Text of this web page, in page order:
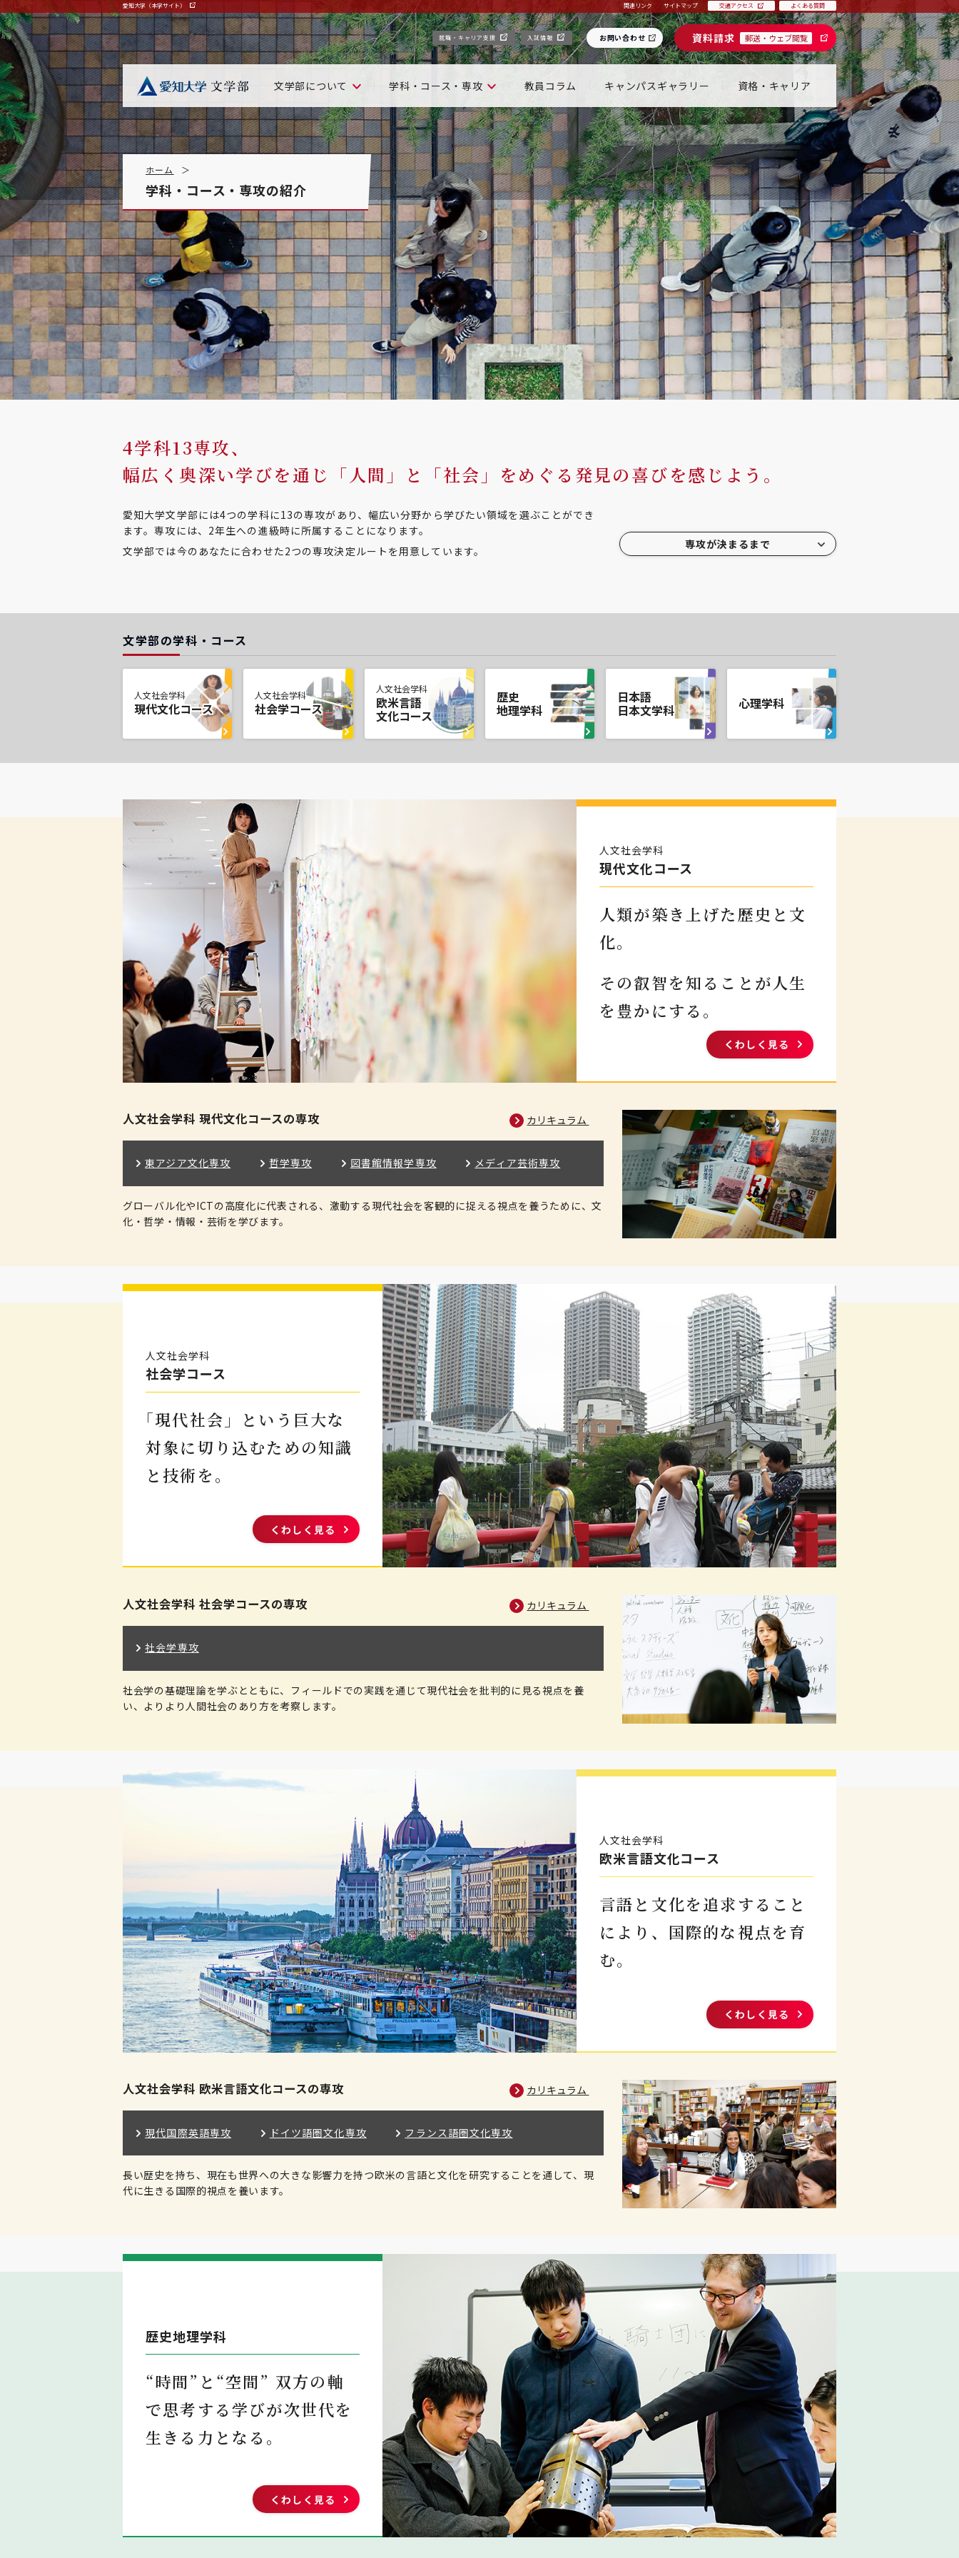
文学部について 学科・コース・専攻 教員コラム キャンパスギャラリー 資格・キャリア
就職・キャリア支援 入試情報
関連リンク サイトマップ 交通アクセス よくある質問
お問い合わせ 資料請求 郵送・ウェブ閲覧
愛知大学（本学サイト）
ホーム
学科・コース・専攻の紹介
4学科13専攻、
幅広く奥深い学びを通じ「人間」と「社会」をめぐる発見の喜びを感じよう。
愛知大学文学部には4つの学科に13の専攻があり、幅広い分野から学びたい領域を選ぶことができ
ます。専攻には、2年生への進級時に所属することになります。
文学部では今のあなたに合わせた2つの専攻決定ルートを用意しています。
専攻が決まるまで
文学部の学科・コース
人文社会学科
現代文化コース
人文社会学科
社会学コース
人文社会学科
欧米言語
文化コース
歴史
地理学科
日本語
日本文学科 心理学科
人文社会学科
現代文化コース
人類が築き上げた歴史と文
化。
その叡智を知ることが人生
を豊かにする。
くわしく見る
人文社会学科 現代文化コースの専攻 カリキュラム
東アジア文化専攻 哲学専攻 図書館情報学専攻 メディア芸術専攻
グローバル化やICTの高度化に代表される、激動する現代社会を客観的に捉える視点を養うために、文
化・哲学・情報・芸術を学びます。
人文社会学科
社会学コース
｢現代社会」という巨大な
対象に切り込むための知識
と技術を。
くわしく見る
人文社会学科 社会学コースの専攻 カリキュラム
社会学専攻
社会学の基礎理論を学ぶとともに、フィールドでの実践を通じて現代社会を批判的に見る視点を養
い、よりより人間社会のあり方を考察します。
人文社会学科
欧米言語文化コース
言語と文化を追求すること
により、 国際的な視点を育
む。
くわしく見る
人文社会学科 欧米言語文化コースの専攻 カリキュラム
現代国際英語専攻 ドイツ語圏文化専攻 フランス語圏文化専攻
長い歴史を持ち、現在も世界への大きな影響力を持つ欧米の言語と文化を研究することを通して、現
代に生きる国際的視点を養います。
歴史地理学科
“時間”と“空間” 双方の軸
で思考する学びが次世代を
生きる力となる。
くわしく見る